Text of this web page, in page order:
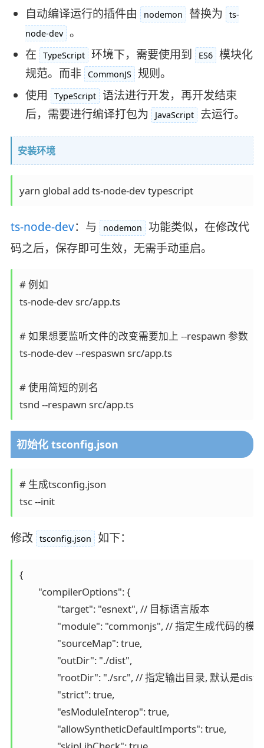
自动编译运行的插件由
nodemon 替换为
ts-
node-dev
。
在
TypeScript 环境下，需要使用到 ES6 模块化
规范。而非
CommonJS 规则。
使用
TypeScript 语法进行开发，再开发结束
后，需要进行编译打包为
JavaScript 去运行。
安装环境
yarn global add ts-node-dev typescript
ts-node-dev：与 nodemon
功能类似，在修改代
码之后，保存即可生效，无需手动重启。
# 例如
ts-node-dev src/app.ts
# 如果想要监听文件的改变需要加上 --respawn 参数
ts-node-dev --respaswn src/app.ts
# 使用简短的别名
tsnd --respawn src/app.ts
初始化 tsconfig.json
# 生成tsconfig.json
tsc --init
修改 tsconfig.json 如下：
{